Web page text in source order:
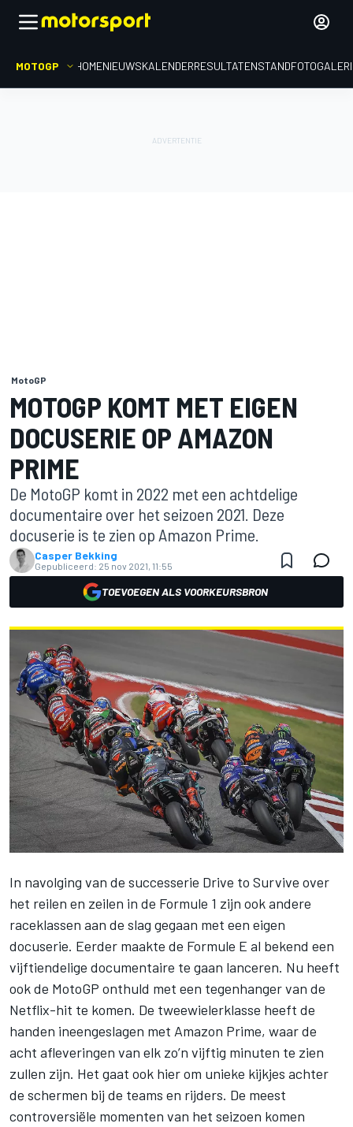
MOTOGP HOMENIEUWSKALENDERRESULTATENSTAND
MotoGP
MOTOGP KOMT MET EIGEN
DOCUSERIE OP AMAZON
PRIME
De MotoGP komt in 2022 met een achtdelige
documentaire over het seizoen 2021. Deze
docuserie is te zien op Amazon Prime.
Casper Bekking
Gepubliceerd: 25 nov 2021, 11:55
TOEVOEGEN ALS VOORKEURSBRON
In navolging van de successerie Drive to Survive over
het reilen en zeilen in de Formule 1 zijn ook andere
raceklassen aan de slag gegaan met een eigen
docuserie. Eerder maakte de Formule E al bekend een
vijftiendelige documentaire te gaan lanceren. Nu heeft
ook de MotoGP onthuld met een tegenhanger van de
Netflix-hit te komen. De tweewielerklasse heeft de
handen ineengeslagen met Amazon Prime, waar de
acht afleveringen van elk zo’n vijftig minuten te zien
zullen zijn. Het gaat ook hier om unieke kijkjes achter
de schermen bij de teams en rijders. De meest
controversiële momenten van het seizoen komen